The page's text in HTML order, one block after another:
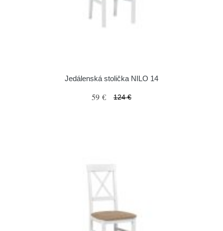
Jedálenská stolička NILO 14
59 € 124 €